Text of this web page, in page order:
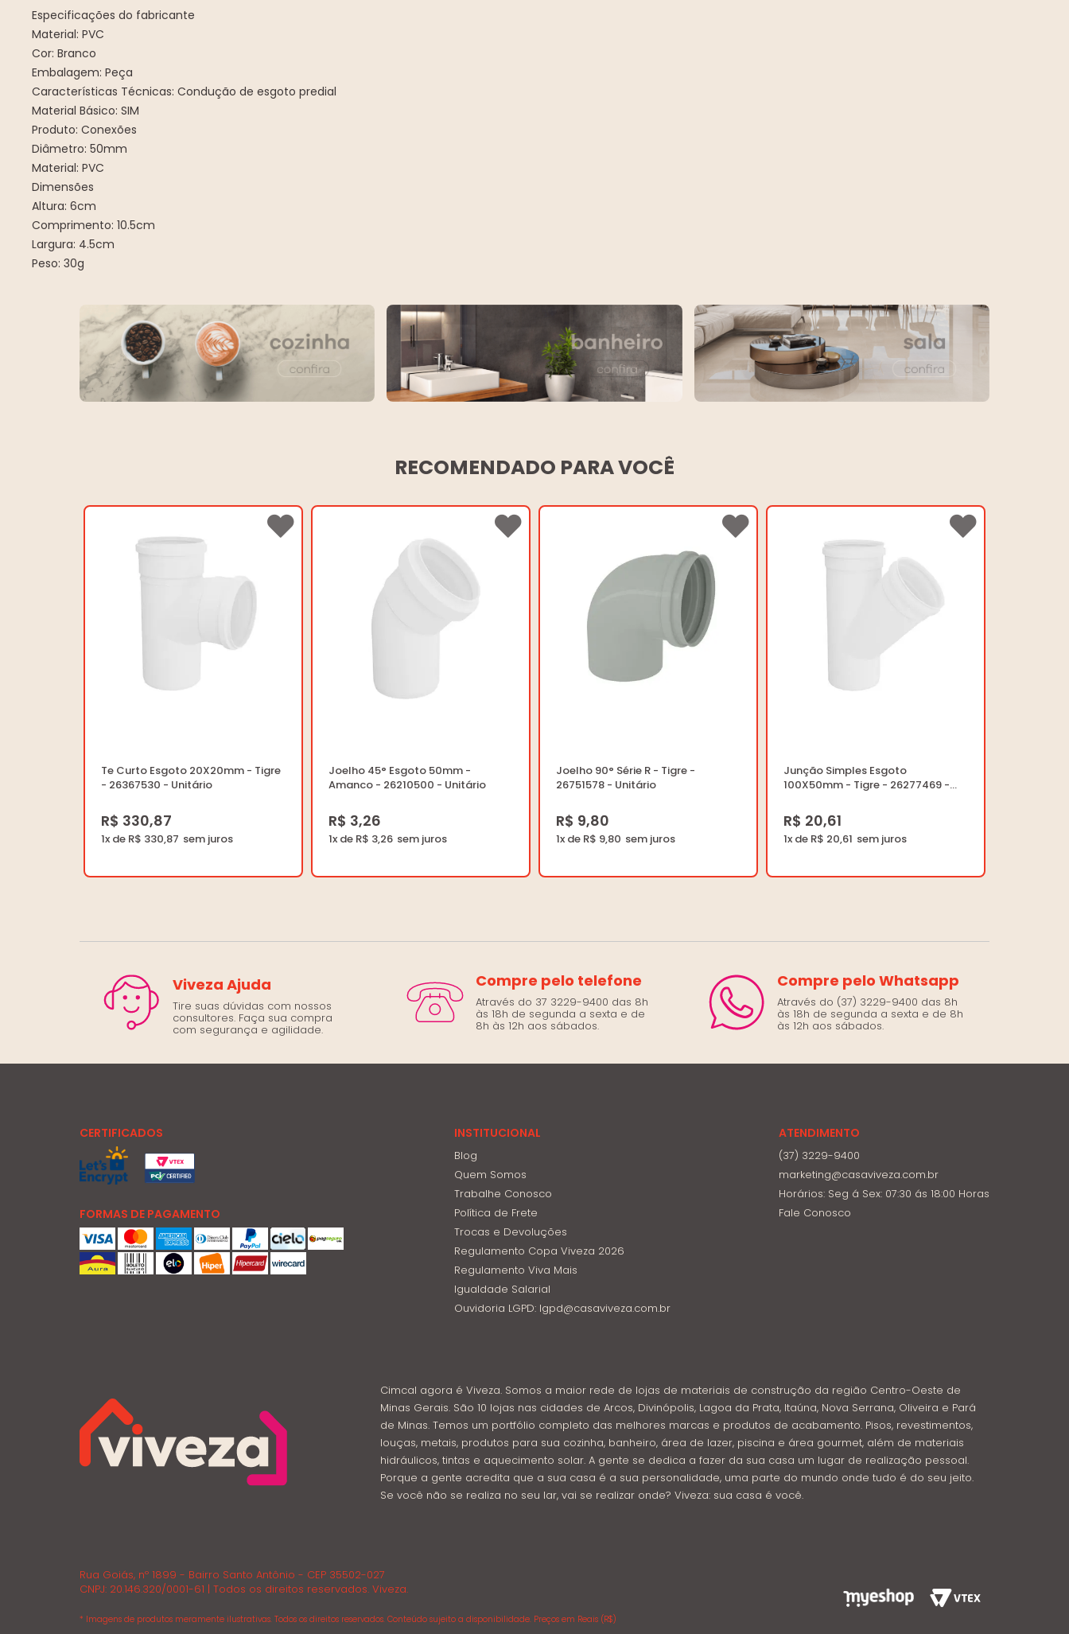
Especificações do fabricante
Material: PVC
Cor: Branco
Embalagem: Peça
Características Técnicas: Condução de esgoto predial
Material Básico: SIM
Produto: Conexões
Diâmetro: 50mm
Material: PVC
Dimensões
Altura: 6cm
Comprimento: 10.5cm
Largura: 4.5cm
Peso: 30g
RECOMENDADO PARA VOCÊ
Te Curto Esgoto 20X20mm - Tigre
- 26367530 - Unitário
R$ 330,87
1x de R$ 330,87
Joelho 45° Esgoto 50mm -
Amanco - 26210500 - Unitário
R$ 3,26
1x de R$ 3,26
Joelho 90° Série R - Tigre -
26751578 - Unitário
R$ 9,80
1x de R$ 9,80
Junção Simples Esgoto
100X50mm - Tigre - 26277469 -
R$ 20,61
1x de R$ 20,61
Viveza Ajuda
Tire suas dúvidas com nossos
consultores. Faça sua compra
com segurança e agilidade.
Compre pelo telefone
Através do 37 3229-9400 das 8h
às 18h de segunda a sexta e de
8h às 12h aos sábados.
Compre pelo Whatsapp
Através do (37) 3229-9400 das 8h
às 18h de segunda a sexta e de 8h
às 12h aos sábados.
CERTIFICADOS
FORMAS DE PAGAMENTO
INSTITUCIONAL
Blog
Quem Somos
Trabalhe Conosco
Política de Frete
Trocas e Devoluções
Regulamento Copa Viveza 2026
Regulamento Viva Mais
Igualdade Salarial
Ouvidoria LGPD: lgpd@casaviveza.com.br
ATENDIMENTO
(37) 3229-9400
marketing@casaviveza.com.br
Horários: Seg á Sex: 07:30 ás 18:00 Horas
Fale Conosco
Cimcal agora é Viveza. Somos a maior rede de lojas de materiais de construção da região Centro-Oeste de
Minas Gerais. São 10 lojas nas cidades de Arcos, Divinópolis, Lagoa da Prata, Itaúna, Nova Serrana, Oliveira e Pará
de Minas. Temos um portfólio completo das melhores marcas e produtos de acabamento. Pisos, revestimentos,
louças, metais, produtos para sua cozinha, banheiro, área de lazer, piscina e área gourmet, além de materiais
hidráulicos, tintas e aquecimento solar. A gente se dedica a fazer da sua casa um lugar de realização pessoal.
Porque a gente acredita que a sua casa é a sua personalidade, uma parte do mundo onde tudo é do seu jeito.
Se você não se realiza no seu lar, vai se realizar onde? Viveza: sua casa é você.
Rua Goiás, nº 1899 - Bairro Santo Antônio - CEP 35502-027
CNPJ: 20.146.320/0001-61 | Todos os direitos reservados. Viveza.
* Imagens de produtos meramente ilustrativas. Todos os direitos reservados. Conteúdo sujeito a disponibilidade. Preços em Reais (R$)